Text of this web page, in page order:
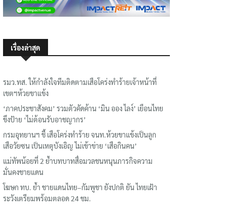
เรื่องล่าสุด
รมว.ทส. ให้กำลังใจทีมติดตามเสือโคร่งทำร้ายเจ้าหน้าที่
เขตฯห้วยขาแข้ง
‘ภาคประชาสังคม’ รวมตัวคัดค้าน ‘มิน ออง ไลง์’ เยือนไทย
ขึงป้าย ‘ไม่ต้อนรับอาชญากร’
กรมอุทยานฯ ชี้ เสือโคร่งทำร้าย จนท.ห้วยขาแข้งเป็นลูก
เสือวัยซน เป็นเหตุบังเอิญ ไม่เข้าข่าย ‘เสือกินคน’
แม่ทัพน้อยที่ 2 ย้ำบทบาทสื่อมวลชนหนุนภารกิจความ
มั่นคงชายแดน
โฆษก ทบ. ย้ำ ชายแดนไทย–กัมพูชา ยังปกติ ยัน ไทยเฝ้า
ระวังเตรียมพร้อมตลอด 24 ชม.